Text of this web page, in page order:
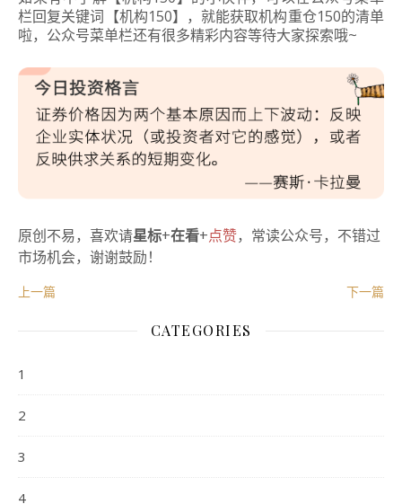
栏回复关键词【机构150】，就能获取机构重仓150的清单
啦，公众号菜单栏还有很多精彩内容等待大家探索哦~
原创不易，喜欢请星标+在看+点赞，常读公众号，不错过
市场机会，谢谢鼓励！
上一篇 下一篇
CATEGORIES
1
2
3
4